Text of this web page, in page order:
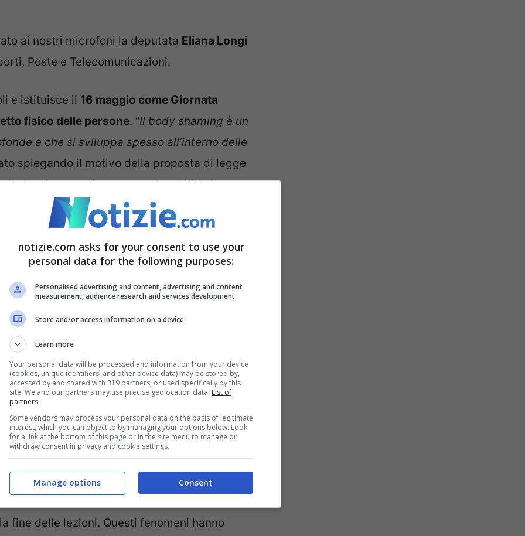
ai nostri microfoni la deputata Eliana Longi
Poste e Telecomunicazioni.
e istituisce il 16 maggio come Giornata
fisico delle persone. “Il body shaming è un
e che si sviluppa spesso all’interno delle
spiegando il motivo della proposta di legge
emotiva, economica o fisica”.
indagine Istat pubblicata il 26 giugno
compresa tra gli 11 e i 19 anni.
Italia, l’esperto: “Capita sempre più di
per combattere il body
anche Eliana Longi, che proprio dalla
grandi piattaforme social: “Si aprirà
essere le strutture da implementare
il bullismo e il body shaming non finiscono
fine delle lezioni. Questi fenomeni hanno
notizie.com asks for your consent to use your
personal data for the following purposes:
Personalised advertising and content, advertising and content
measurement, audience research and services development
Store and/or access information on a device
Learn more
Your personal data will be processed and information from your device
(cookies, unique identifiers, and other device data) may be stored by,
accessed by and shared with 319 partners, or used specifically by this
site. We and our partners may use precise geolocation data. List of
partners.
Some vendors may process your personal data on the basis of legitimate
interest, which you can object to by managing your options below. Look
for a link at the bottom of this page or in the site menu to manage or
withdraw consent in privacy and cookie settings.
Consent
Manage options